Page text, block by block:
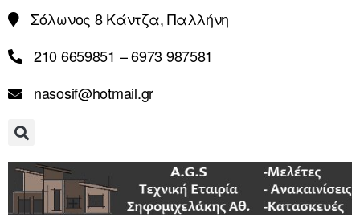
Σόλωνος 8 Κάντζα, Παλλήνη
210 6659851 – 6973 987581
nasosif@hotmail.gr